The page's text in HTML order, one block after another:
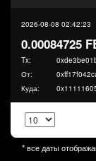
2026-08-08 02:42:23
0.00084725
Tx:
От:
Куда:
* все даты